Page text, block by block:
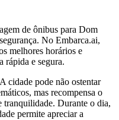
de ônibus para Dom
No Embarca.ai,
melhores horários e
rápida e segura.
cidade pode não ostentar
mas recompensa o
tranquilidade. Durante o dia,
permite apreciar a